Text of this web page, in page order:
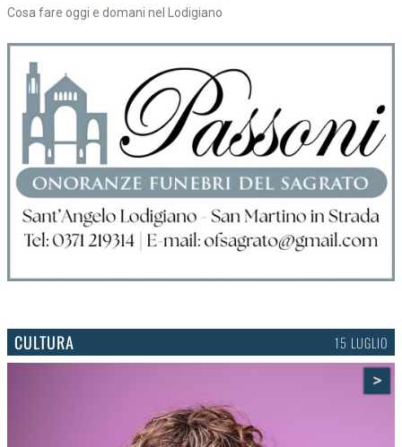
Cosa fare nel Lodigiano
CULTURA 15 LUGLIO
>